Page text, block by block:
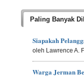
Paling Banyak
Siapakah
oleh Lawrence A.
Warga Jerman